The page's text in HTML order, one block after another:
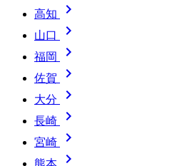
高知 
山口 
福岡 
佐賀 
大分 
長崎 
宮崎 
